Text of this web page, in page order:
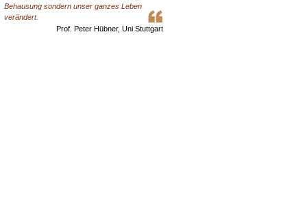
Behausung sondern unser ganzes Leben
verändert.
Prof. Peter Hübner, Uni Stuttgart